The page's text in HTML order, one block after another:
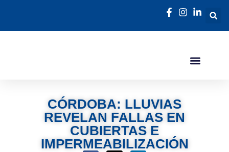
CÓRDOBA: LLUVIAS
REVELAN FALLAS EN
CUBIERTAS E
IMPERMEABILIZACIÓN